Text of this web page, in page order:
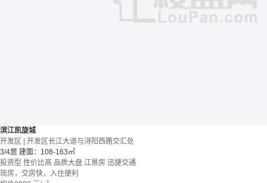
滨江凯旋城
开发区 | 开发区长江大道与浔阳西路交汇处
3/4居 建面：108-163㎡
投资型 性价比高 品质大盘 江景房 迅捷交通
现房，交房快，入住便利